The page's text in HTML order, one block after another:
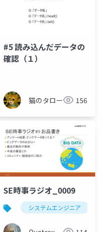
#5 読み込んだデータの
確認（１）
猫のタロー 156
SE時事ラジオ_0009
システムエンジニア